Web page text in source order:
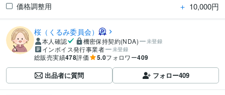
価格調整用 ＋ 10,000円
桜（くるみ委員会）
本人確認 機密保持契約(NDA) 未登録
インボイス発行事業者 未登録
総販売実績478評価 5.0フォロワー409
出品者に質問 フォロー409